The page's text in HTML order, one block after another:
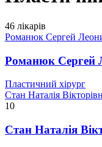
46 лікарів
Романюк Сергей
Романюк Сергей
Пластичний хірург
Стан Наталія
10
Стан Наталія